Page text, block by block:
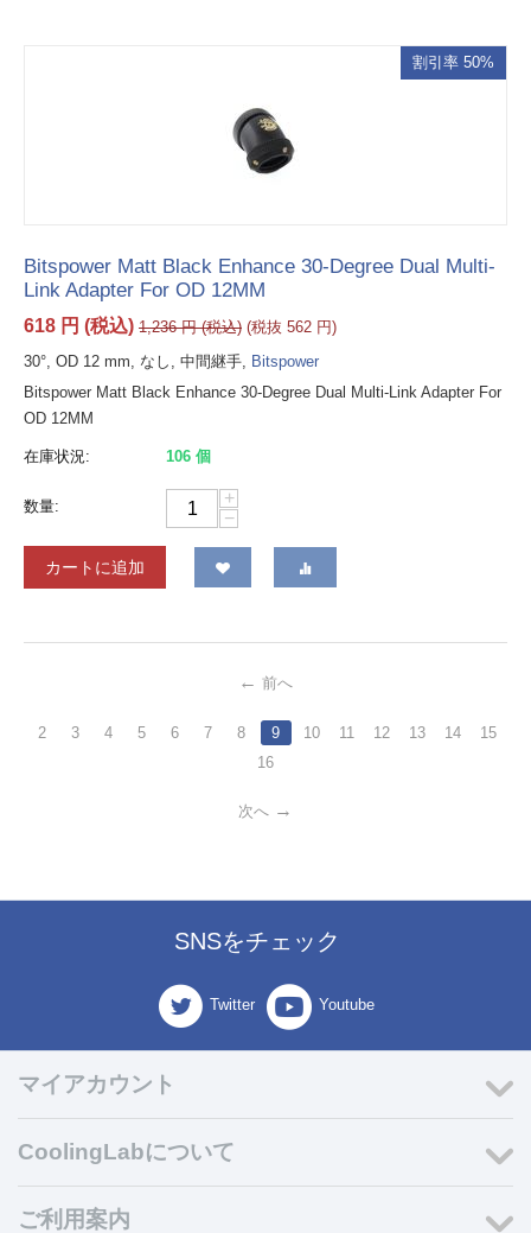
割引率 50%
Bitspower Matt Black Enhance 30-Degree Dual Multi-
Link Adapter For OD 12MM
618 円 (税込) 1,236 円(税込) (税抜 562 円)
30°, OD 12 mm, なし, 中間継手, Bitspower
Bitspower Matt Black Enhance 30-Degree Dual Multi-Link Adapter For
OD 12MM
在庫状況: 106 個
数量:
+
−
カートに追加
前へ
2 3 4 5 6 7 8 9 10 11 12 13 14
15
16
次へ
SNSをチェック
Twitter Youtube
マイアカウント
CoolingLabについて
ご利用案内